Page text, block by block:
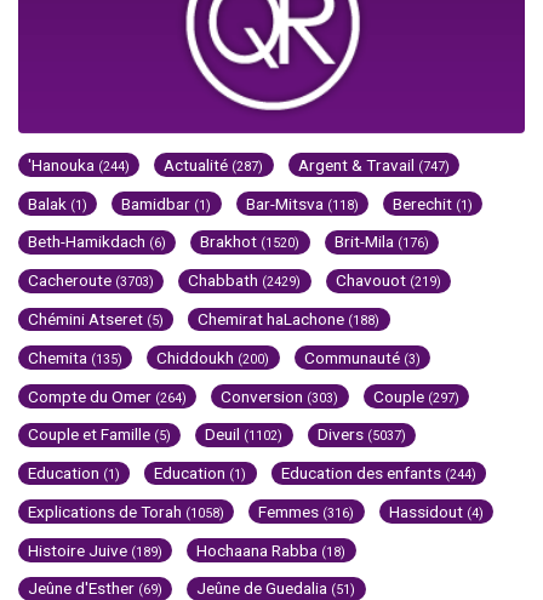
'Hanouka (244) Actualité (287) Argent & Travail (747)
Balak (1) Bamidbar (1) Bar-Mitsva (118) Berechit (1)
Beth-Hamikdach (6) Brakhot (1520) Brit-Mila (176)
Cacheroute (3703) Chabbath (2429) Chavouot (219)
Chémini Atseret (5) Chemirat haLachone (188)
Chemita (135) Chiddoukh (200) Communauté (3)
Compte du Omer (264) Conversion (303) Couple (297)
Couple et Famille (5) Deuil (1102) Divers (5037)
Education (1) Education (1) Education des enfants (244)
Explications de Torah (1058) Femmes (316) Hassidout (4)
Histoire Juive (189) Hochaana Rabba (18)
Jeûne d'Esther (69) Jeûne de Guedalia (51)